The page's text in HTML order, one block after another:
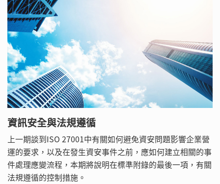
資訊安全與法規遵循
上一期談到ISO 27001中有關如何避免資安問題影響企業營
運的要求，以及在發生資安事件之前，應如何建立相關的事
件處理應變流程，本期將說明在標準附錄的最後一項，有關
法規遵循的控制措施。